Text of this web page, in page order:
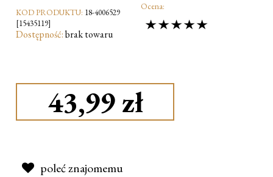
KOD PRODUKTU: 18-4006529
[15435119]
Dostępność:brak towaru
Ocena:
43,99 zł
poleć znajomemu